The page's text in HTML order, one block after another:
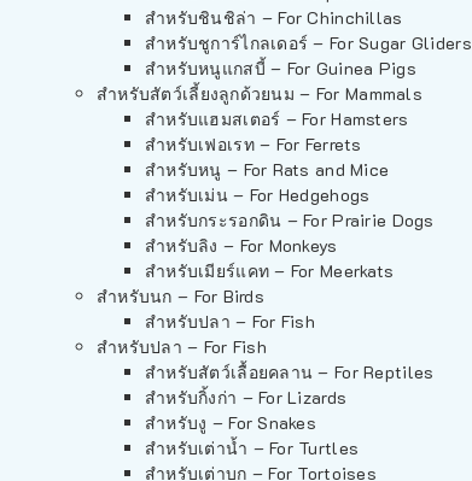
สำหรับชินชิล่า – For Chinchillas
สำหรับชูการ์ไกลเดอร์ – For Sugar Gliders
สำหรับหนูแกสบี้ – For Guinea Pigs
สำหรับสัตว์เลี้ยงลูกด้วยนม – For Mammals
สำหรับแฮมสเตอร์ – For Hamsters
สำหรับเฟอเรท – For Ferrets
สำหรับหนู – For Rats and Mice
สำหรับเม่น – For Hedgehogs
สำหรับกระรอกดิน – For Prairie Dogs
สำหรับลิง – For Monkeys
สำหรับเมียร์แคท – For Meerkats
สำหรับนก – For Birds
สำหรับปลา – For Fish
สำหรับปลา – For Fish
สำหรับสัตว์เลื้อยคลาน – For Reptiles
สำหรับกิ้งก่า – For Lizards
สำหรับงู – For Snakes
สำหรับเต่าน้ำ – For Turtles
สำหรับเต่าบก – For Tortoises